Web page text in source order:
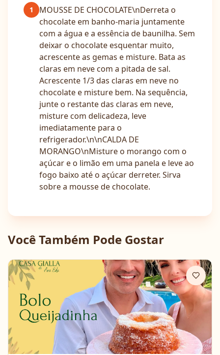
1
MOUSSE DE CHOCOLATE\nDerreta o
chocolate em banho-maria juntamente
com a água e a essência de baunilha. Sem
deixar o chocolate esquentar muito,
acrescente as gemas e misture. Bata as
claras em neve com a pitada de sal.
Acrescente 1/3 das claras em neve no
chocolate e misture bem. Na sequência,
junte o restante das claras em neve,
misture com delicadeza, leve
imediatamente para o
refrigerador.\n\nCALDA DE
MORANGO\nMisture o morango com o
açúcar e o limão em uma panela e leve ao
fogo baixo até o açúcar derreter. Sirva
sobre a mousse de chocolate.
Você Também Pode Gostar